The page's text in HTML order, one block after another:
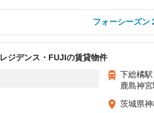
フォーシーズン
レジデンス・FUJIの賃貸物件
下総橘
鹿島神
茨城県